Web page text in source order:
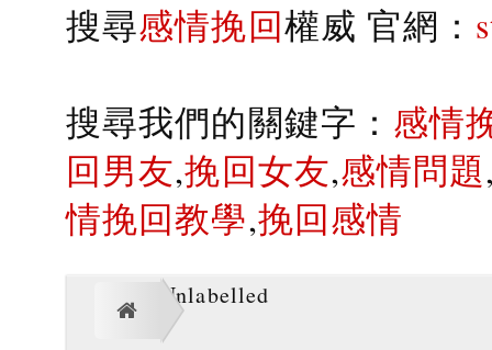
搜尋感情挽回權威 官網：
搜尋我們的關鍵字： 感情
回男友,挽回女友,感情問題
情挽回教學,挽回感情
Unlabelled